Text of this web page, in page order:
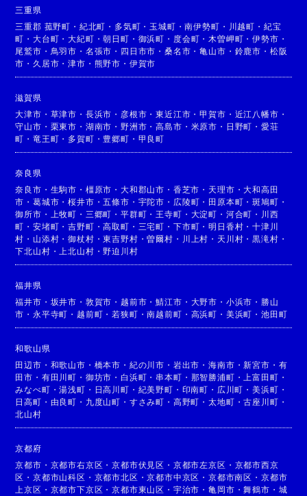
三重県
三重郡 菰野町 ・ 紀北町 ・ 多気町 ・ 玉城町 ・南伊勢町 ・ 川越町 ・ 紀宝
町 ・大台町 ・大紀町 ・朝日町 ・ 御浜町 ・ 度会町 ・ 木曽岬町 ・伊勢市 ・
尾鷲市 ・ 鳥羽市 ・ 名張市 ・ 四日市市 ・桑名市 ・亀山市 ・ 鈴鹿市 ・ 松阪
市 ・ 久居市 ・津市 ・ 熊野市 ・ 伊賀市
滋賀県
大津市 ・ 草津市 ・ 長浜市 ・ 彦根市 ・東近江市 ・甲賀市 ・ 近江八幡市 ・
守山市 ・ 栗東市 ・ 湖南市 ・野洲市 ・高島市 ・ 米原市 ・ 日野町 ・ 愛荘
町 ・竜王町 ・ 多賀町 ・ 豊郷町 ・ 甲良町
奈良県
奈良市 ・ 生駒市 ・ 橿原市 ・大和郡山市 ・ 香芝市 ・ 天理市 ・大和高田
市 ・葛城市 ・桜井市 ・五條市 ・ 宇陀市 ・ 広陵町 ・ 田原本町 ・斑鳩町 ・
御所市 ・ 上牧町 ・ 三郷町 ・平群町 ・ 王寺町 ・ 大淀町 ・ 河合町 ・ 川西
町 ・安堵町 ・吉野町 ・高取町 ・ 三宅町 ・ 下市町 ・明日香村 ・十津川
村 ・ 山添村 ・御杖村 ・東吉野村 ・曽爾村 ・ 川上村 ・ 天川村 ・黒滝村 ・
下北山村 ・ 上北山村 ・野迫川村
福井県
福井市 ・ 坂井市 ・ 敦賀市 ・ 越前市 ・鯖江市 ・ 大野市 ・ 小浜市 ・ 勝山
市 ・永平寺町 ・ 越前町 ・若狭町 ・南越前町 ・ 高浜町 ・ 美浜町 ・ 池田町
和歌山県
田辺市 ・ 和歌山市 ・ 橋本市 ・ 紀の川市 ・ 岩出市 ・海南市 ・新宮市 ・ 有
田市 ・ 有田川町 ・ 御坊市 ・ 白浜町 ・ 串本町 ・ 那智勝浦町 ・ 上富田町 ・
みなべ町 ・湯浅町 ・ 日高川町 ・ 紀美野町 ・ 印南町 ・ 広川町 ・美浜町 ・
日高町 ・ 由良町 ・ 九度山町 ・ すさみ町 ・ 高野町 ・太地町 ・古座川町 ・
北山村
京都府
京都市 ・ 京都市右京区 ・京都市伏見区 ・ 京都市左京区 ・ 京都市西京
区 ・京都市山科区 ・ 京都市北区 ・京都市中京区 ・京都市南区 ・ 京都市
上京区 ・ 京都市下京区 ・京都市東山区 ・ 宇治市 ・亀岡市 ・舞鶴市 ・ 城